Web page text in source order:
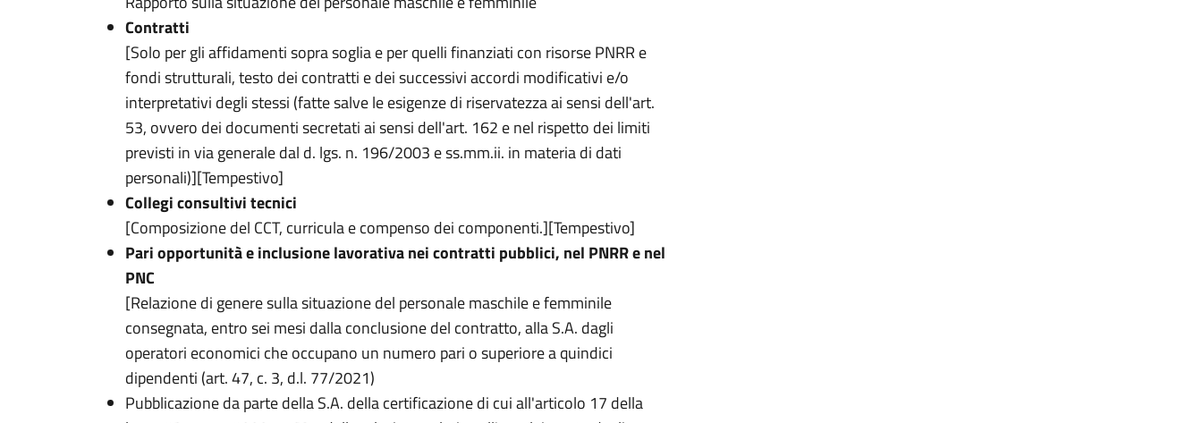
Contratti
[Solo per gli affidamenti sopra soglia e per quelli finanziati con risorse PNRR e
fondi strutturali, testo dei contratti e dei successivi accordi modificativi e/o
interpretativi degli stessi (fatte salve le esigenze di riservatezza ai sensi dell'art.
53, ovvero dei documenti secretati ai sensi dell'art. 162 e nel rispetto dei limiti
previsti in via generale dal d. lgs. n. 196/2003 e ss.mm.ii. in materia di dati
personali)][Tempestivo]
Collegi consultivi tecnici
[Composizione del CCT, curricula e compenso dei componenti.][Tempestivo]
Pari opportunità e inclusione lavorativa nei contratti pubblici, nel PNRR e nel
PNC
[Relazione di genere sulla situazione del personale maschile e femminile
consegnata, entro sei mesi dalla conclusione del contratto, alla S.A. dagli
operatori economici che occupano un numero pari o superiore a quindici
dipendenti (art. 47, c. 3, d.l. 77/2021)
Pubblicazione da parte della S.A. della certificazione di cui all'articolo 17 della